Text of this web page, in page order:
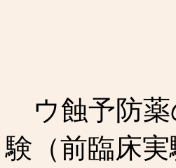
ウ蝕予防薬
験（前臨床